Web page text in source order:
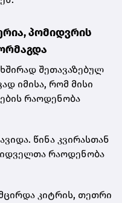
პომიდვრის
შეთავაზებულ
იმისა, რომ მისი
რაოდენობა
წინა კვირასთან
რაოდენობა
კიტრის, თეთრი